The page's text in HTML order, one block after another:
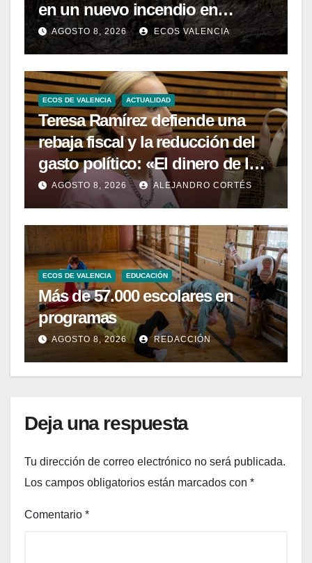
en un nuevo incendio en
Castellón
AGOSTO 8, 2026 ECOS VALENCIA
ECOS DE VALENCIA ACTUALIDAD
Teresa Ramírez defiende una
rebaja fiscal y la reducción del
gasto político: «El dinero de los
valencianos es de los
valencianos»
AGOSTO 8, 2026 ALEJANDRO CORTÉS
ECOS DE VALENCIA EDUCACIÓN
Más de 57.000 escolares en
programas
AGOSTO 8, 2026 REDACCIÓN
Deja una respuesta
Tu dirección de correo electrónico no será publicada.
Los campos obligatorios están marcados con *
Comentario *